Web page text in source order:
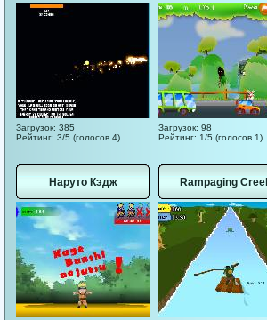
Загрузок: 385
Рейтинг: 3/5 (голосов 4)
Загрузок: 98
Рейтинг: 1/5 (голосов 1)
Наруто Кэдж Rampaging